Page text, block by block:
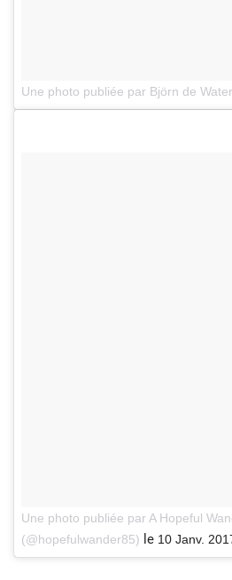
Une photo publiée par Björn de Water
Une photo publiée par A Hopeful
(@hopefulwander85) le 10 Janv.